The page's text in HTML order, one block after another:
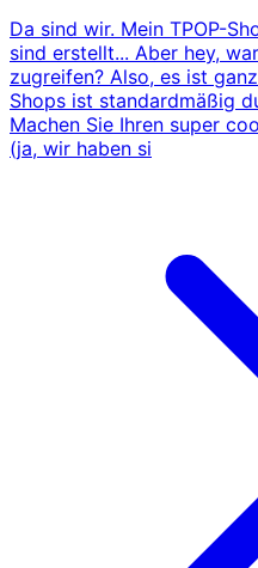
Da sind wir. Mein TPOP-
sind erstellt... Aber hey,
zugreifen? Also, es ist
Shops ist standardmäßig
Machen Sie Ihren super
(ja, wir haben si